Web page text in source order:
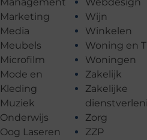
Marketing
Media
Meubels
Microfilm
Mode en
Kleding
Muziek
Onderwijs
Oog Laseren
Wijn
Winkelen
Woning en
Woningen
Zakelijk
Zakelijke
Zorg
ZZP